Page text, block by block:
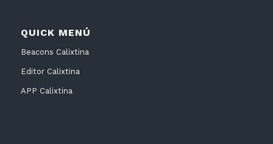
QUICK MENÚ
Beacons Calixtina
Editor Calixtina
APP Calixtina